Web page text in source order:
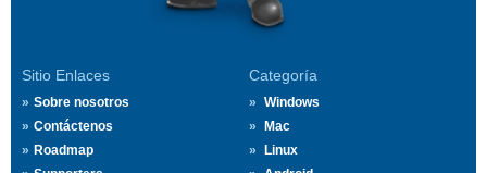
Sitio Enlaces
Sobre nosotros
Contáctenos
Roadmap
Categoría
Windows
Mac
Linux